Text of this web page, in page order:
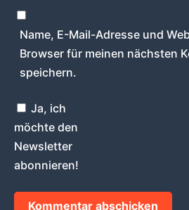
Name, E-Mail-Adresse und
Browser für meinen nächsten
speichern.
Ja, ich
möchte den
Newsletter
abonnieren!